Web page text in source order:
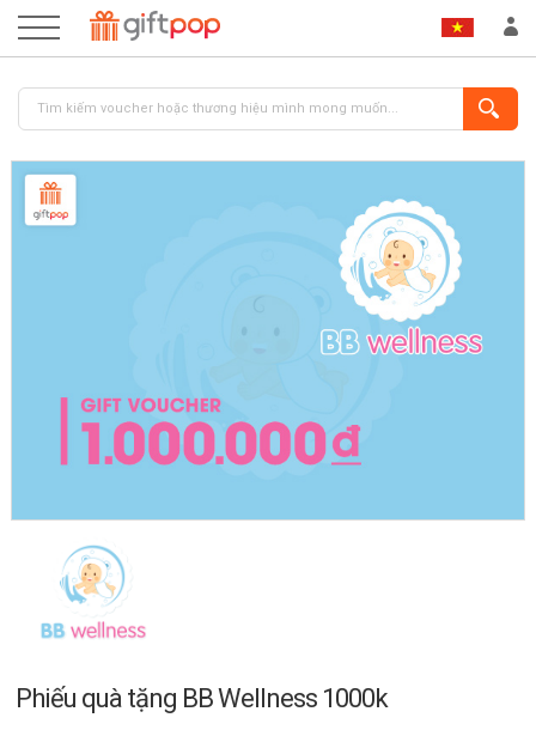
ĐĂNG KÝ
Phiếu quà tặng BB Wellness 1000k